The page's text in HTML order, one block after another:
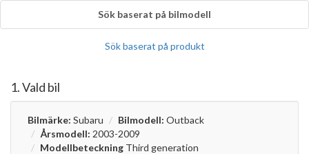
Sök baserat på bilmodell
Sök baserat på produkt
1. Vald bil
Bilmärke: Subaru Bilmodell: Outback
Årsmodell: 2003-2009
Modellbeteckning Third generation